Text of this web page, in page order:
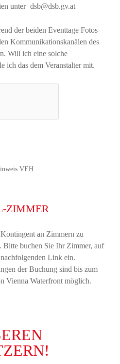
unter dsb@dsb.gv.at
der beiden Eventtage Fotos
Kommunikationskanälen des
Will ich eine solche
ich das dem Veranstalter mit.
VEH
ZIMMER
Kontingent an Zimmern zu
Bitte buchen Sie Ihr Zimmer, auf
Link ein.
der Buchung sind bis zum
Vienna Waterfront möglich.